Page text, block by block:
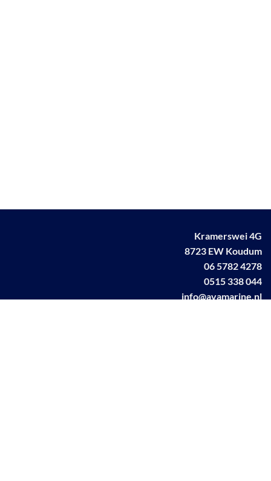
Kramerswei 4G
8723 EW Koudum
06 5782 4278
0515 338 044
info@avamarine.nl